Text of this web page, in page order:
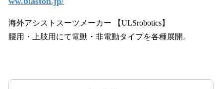
海外アシストスーツメーカー 【ULSrobotics】
腰用・上肢用にて電動・非電動タイプを各種展開。